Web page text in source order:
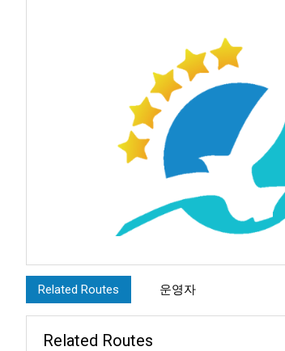
Related Routes 운영자
Related Routes